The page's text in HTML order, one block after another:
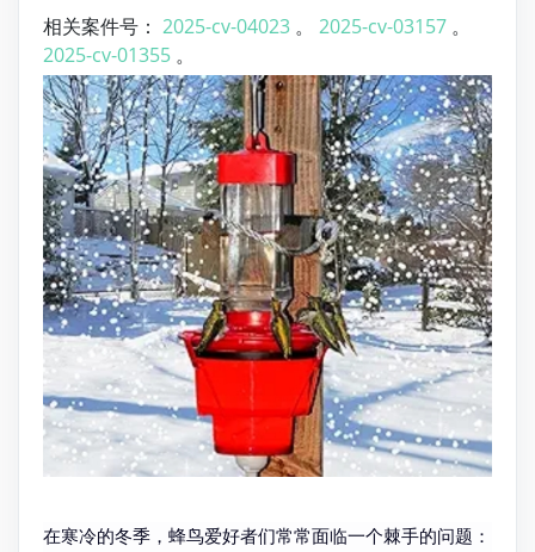
相关案件号： 2025-cv-04023 。 2025-cv-03157 。
2025-cv-01355 。
在寒冷的冬季，蜂鸟爱好者们常常面临一个棘手的问题：